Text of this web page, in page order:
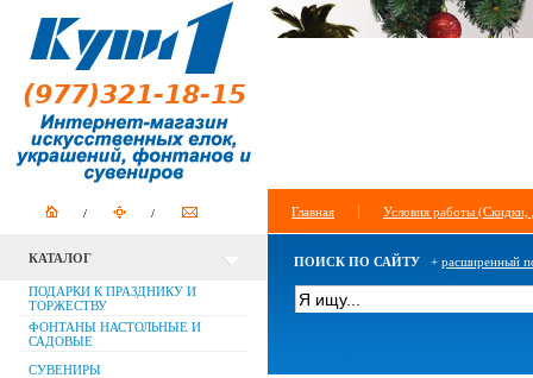
Главная Условия работы (Скидки,
КАТАЛОГ
ПОДАРКИ К ПРАЗДНИКУ И
ТОРЖЕСТВУ
ФОНТАНЫ НАСТОЛЬНЫЕ И
САДОВЫЕ
СУВЕНИРЫ
ПОИСК ПО САЙТУ + расширенный